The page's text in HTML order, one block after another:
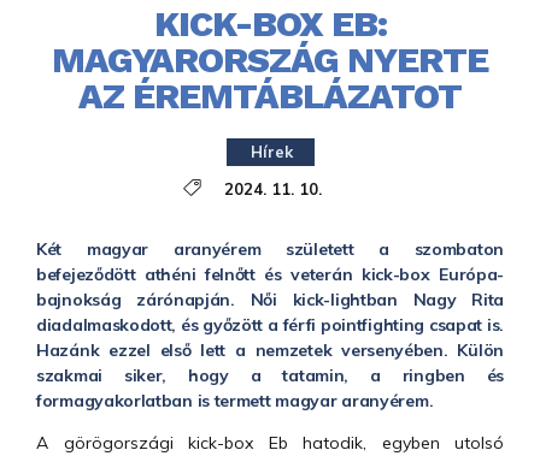
KICK-BOX EB:
MAGYARORSZÁG NYERTE
AZ ÉREMTÁBLÁZATOT
Hírek
2024. 11. 10.
Két magyar aranyérem született a szombaton
befejeződött athéni felnőtt és veterán kick-box Európa-
bajnokság zárónapján. Női kick-lightban Nagy Rita
diadalmaskodott, és győzött a férfi pointfighting csapat is.
Hazánk ezzel első lett a nemzetek versenyében. Külön
szakmai siker, hogy a tatamin, a ringben és
formagyakorlatban is termett magyar aranyérem.
A görögországi kick-box Eb hatodik, egyben utolsó